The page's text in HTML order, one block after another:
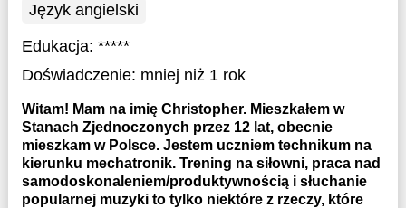
Język angielski
Edukacja: *****
Doświadczenie: mniej niż 1 rok
Witam! Mam na imię Christopher. Mieszkałem w
Stanach Zjednoczonych przez 12 lat, obecnie
mieszkam w Polsce. Jestem uczniem technikum na
kierunku mechatronik. Trening na siłowni, praca nad
samodoskonaleniem/produktywnością i słuchanie
popularnej muzyki to tylko niektóre z rzeczy, które